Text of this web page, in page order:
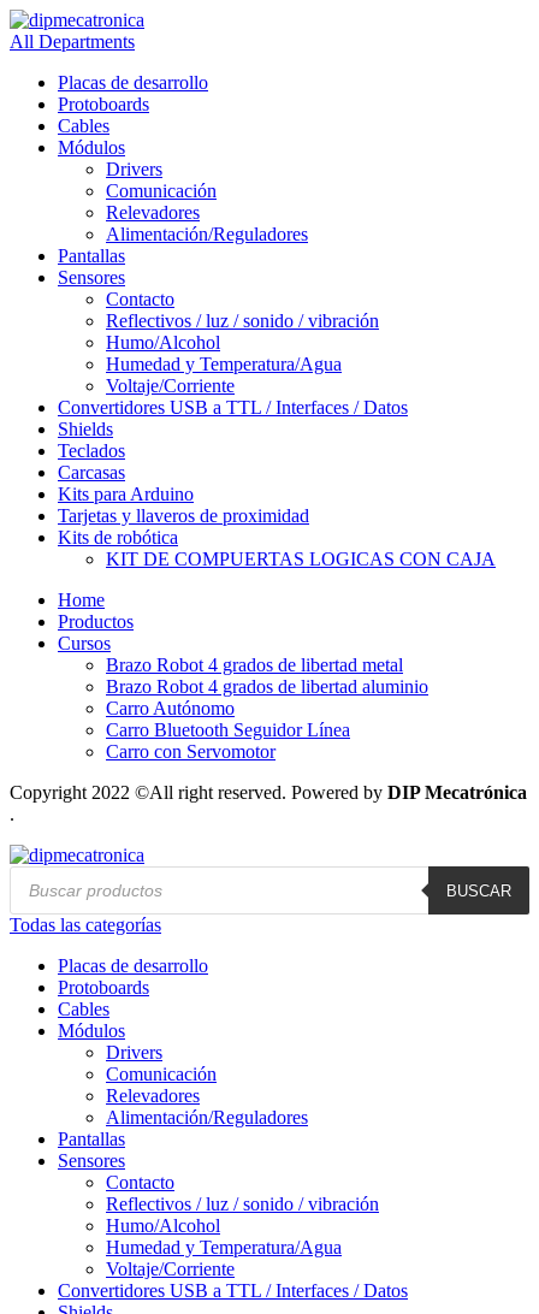
All Departments
Placas de desarrollo
Protoboards
Cables
Módulos
Drivers
Comunicación
Relevadores
Alimentación/Reguladores
Pantallas
Sensores
Contacto
Reflectivos / luz / sonido / vibración
Humo/Alcohol
Humedad y Temperatura/Agua
Voltaje/Corriente
Convertidores USB a TTL / Interfaces / Datos
Shields
Teclados
Carcasas
Kits para Arduino
Tarjetas y llaveros de proximidad
Kits de robótica
KIT DE COMPUERTAS LOGICAS CON CAJA
Home
Productos
Cursos
Brazo Robot 4 grados de libertad metal
Brazo Robot 4 grados de libertad aluminio
Carro Autónomo
Carro Bluetooth Seguidor Línea
Carro con Servomotor
Copyright 2022 ©All right reserved. Powered by DIP Mecatrónica
.
Búsqueda
productos
BUSCAR
Todas las categorías
Placas de desarrollo
Protoboards
Cables
Módulos
Drivers
Comunicación
Relevadores
Alimentación/Reguladores
Pantallas
Sensores
Contacto
Reflectivos / luz / sonido / vibración
Humo/Alcohol
Humedad y Temperatura/Agua
Voltaje/Corriente
Convertidores USB a TTL / Interfaces / Datos